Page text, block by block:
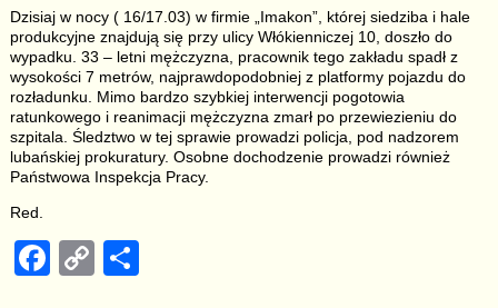
Dzisiaj w nocy ( 16/17.03) w firmie „Imakon”, której siedziba i hale
produkcyjne znajdują się przy ulicy Włókienniczej 10, doszło do
wypadku. 33 – letni mężczyzna, pracownik tego zakładu spadł z
wysokości 7 metrów, najprawdopodobniej z platformy pojazdu do
rozładunku. Mimo bardzo szybkiej interwencji pogotowia
ratunkowego i reanimacji mężczyzna zmarł po przewiezieniu do
szpitala. Śledztwo w tej sprawie prowadzi policja, pod nadzorem
lubańskiej prokuratury. Osobne dochodzenie prowadzi również
Państwowa Inspekcja Pracy.
Red.
F
C